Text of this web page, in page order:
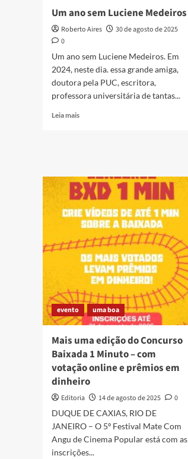
Um ano sem Luciene Medeiros
Roberto Aires
30 de agosto de 2025
0
Um ano sem Luciene Medeiros. Em
2024, neste dia. essa grande amiga,
doutora pela PUC, escritora,
professora universitária de tantas...
Leia maisRead
Luciene
Medeiros
evento uma boa
Mais uma edição do Concurso
Baixada 1 Minuto – com
votação online e prêmios em
dinheiro
Editoria 14 de agosto de 2025
0
DUQUE DE CAXIAS, RIO DE
JANEIRO – O 5º Festival Mate Com
Angu de Cinema Popular está com as
inscrições...